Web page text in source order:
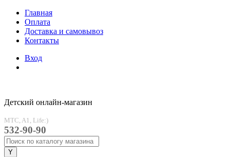
Главная
Оплата
Доставка и самовывоз
Контакты
Вход
Детский онлайн-магазин
MTC, A1, Life:)
532-90-90